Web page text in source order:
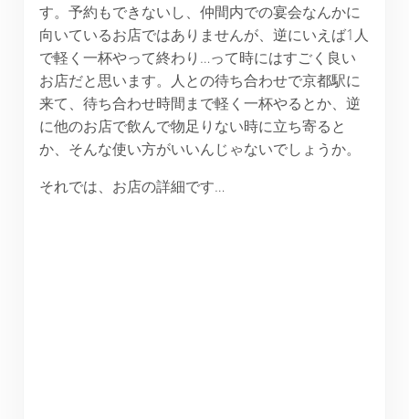
す。予約もできないし、仲間内での宴会なんかに
向いているお店ではありませんが、逆にいえば1人
で軽く一杯やって終わり…って時にはすごく良い
お店だと思います。人との待ち合わせで京都駅に
来て、待ち合わせ時間まで軽く一杯やるとか、逆
に他のお店で飲んで物足りない時に立ち寄ると
か、そんな使い方がいいんじゃないでしょうか。
それでは、お店の詳細です…